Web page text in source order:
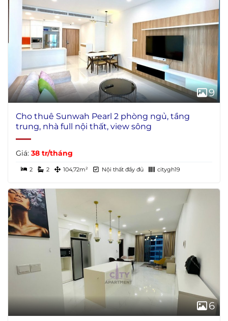
9
Cho thuê Sunwah Pearl 2 phòng ngủ, tầng
trung, nhà full nội thất, view sông
Giá: 38 tr/tháng
2 2 104,72m² Nội thất đầy đủ citygh19
6